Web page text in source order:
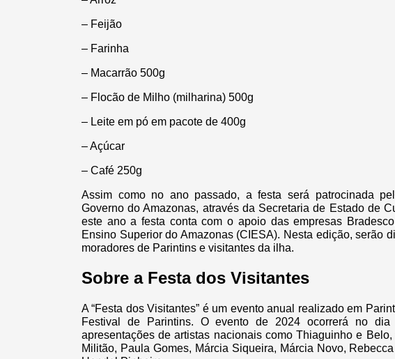
– Feijão
– Farinha
– Macarrão 500g
– Flocão de Milho (milharina) 500g
– Leite em pó em pacote de 400g
– Açúcar
– Café 250g
Assim como no ano passado, a festa será patrocinada
Governo do Amazonas, através da Secretaria de Estado de
este ano a festa conta com o apoio das empresas
Ensino Superior do Amazonas (CIESA). Nesta edição, serão
moradores de Parintins e visitantes da ilha.
Sobre a Festa dos Visitantes
A “Festa dos Visitantes” é um evento anual realizado em
Festival de Parintins. O evento de 2024 ocorrerá no
apresentações de artistas nacionais como Thiaguinho e
Militão, Paula Gomes, Márcia Siqueira, Márcia Novo,